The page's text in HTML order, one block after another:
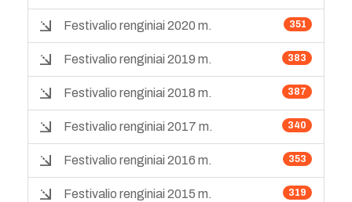
351
Festivalio renginiai 2020 m.
383
Festivalio renginiai 2019 m.
387
Festivalio renginiai 2018 m.
340
Festivalio renginiai 2017 m.
353
Festivalio renginiai 2016 m.
319
Festivalio renginiai 2015 m.